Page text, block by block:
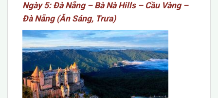
Ngày 5: Đà Nẵng – Bà Nà Hills – Cầu Vàng –
Đà Nẵng (Ăn Sáng, Trưa)